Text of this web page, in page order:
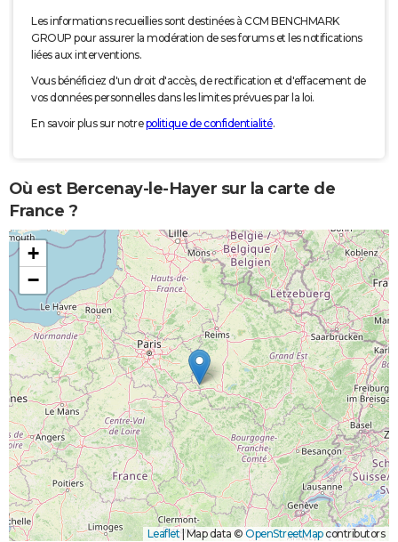
Les informations recueillies sont destinées à CCM BENCHMARK
GROUP pour assurer la modération de ses forums et les notifications
liées aux interventions.
Vous bénéficiez d'un droit d'accès, de rectification et d'effacement de
vos données personnelles dans les limites prévues par la loi.
En savoir plus sur notrepolitique de confidentialité.
Où est Bercenay-le-Hayer sur la carte de
France ?
+
−
Leaflet|Map data © OpenStreetMapcontributors